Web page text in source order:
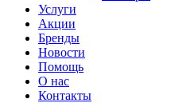
Услуги
Акции
Бренды
Новости
Помощь
О нас
Контакты